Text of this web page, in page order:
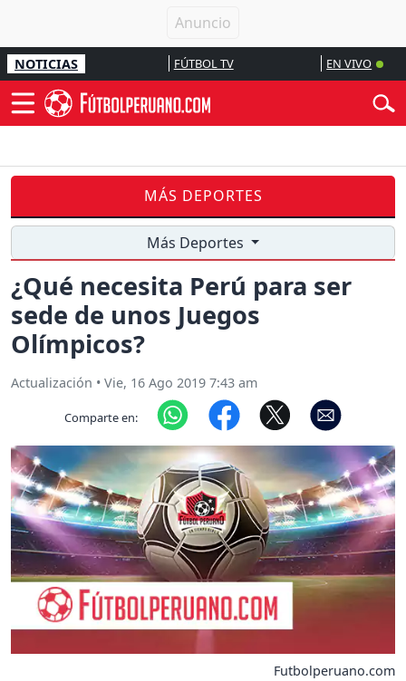
NOTICIAS FÚTBOL TV EN VIVO
MÁS DEPORTES
Más Deportes
¿Qué necesita Perú para ser
sede de unos Juegos
Olímpicos?
Actualización • Vie, 16 Ago 2019 7:43 am
Comparte en:
Futbolperuano.com